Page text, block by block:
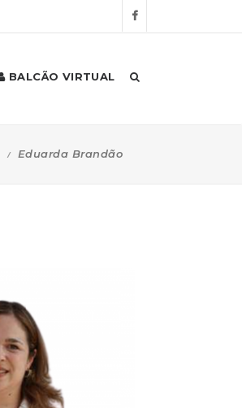
BALCÃO VIRTUAL
Eduarda Brandão